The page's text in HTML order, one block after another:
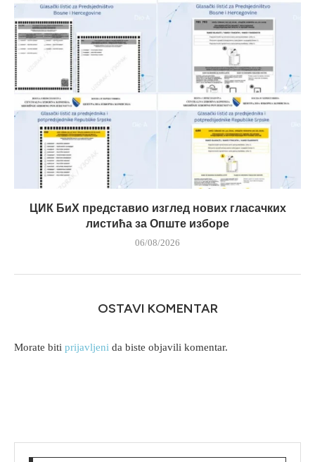
ЦИК БиХ представио изглед нових гласачких
листића за Опште изборе
06/08/2026
OSTAVI KOMENTAR
Morate biti prijavljeni da biste objavili komentar.